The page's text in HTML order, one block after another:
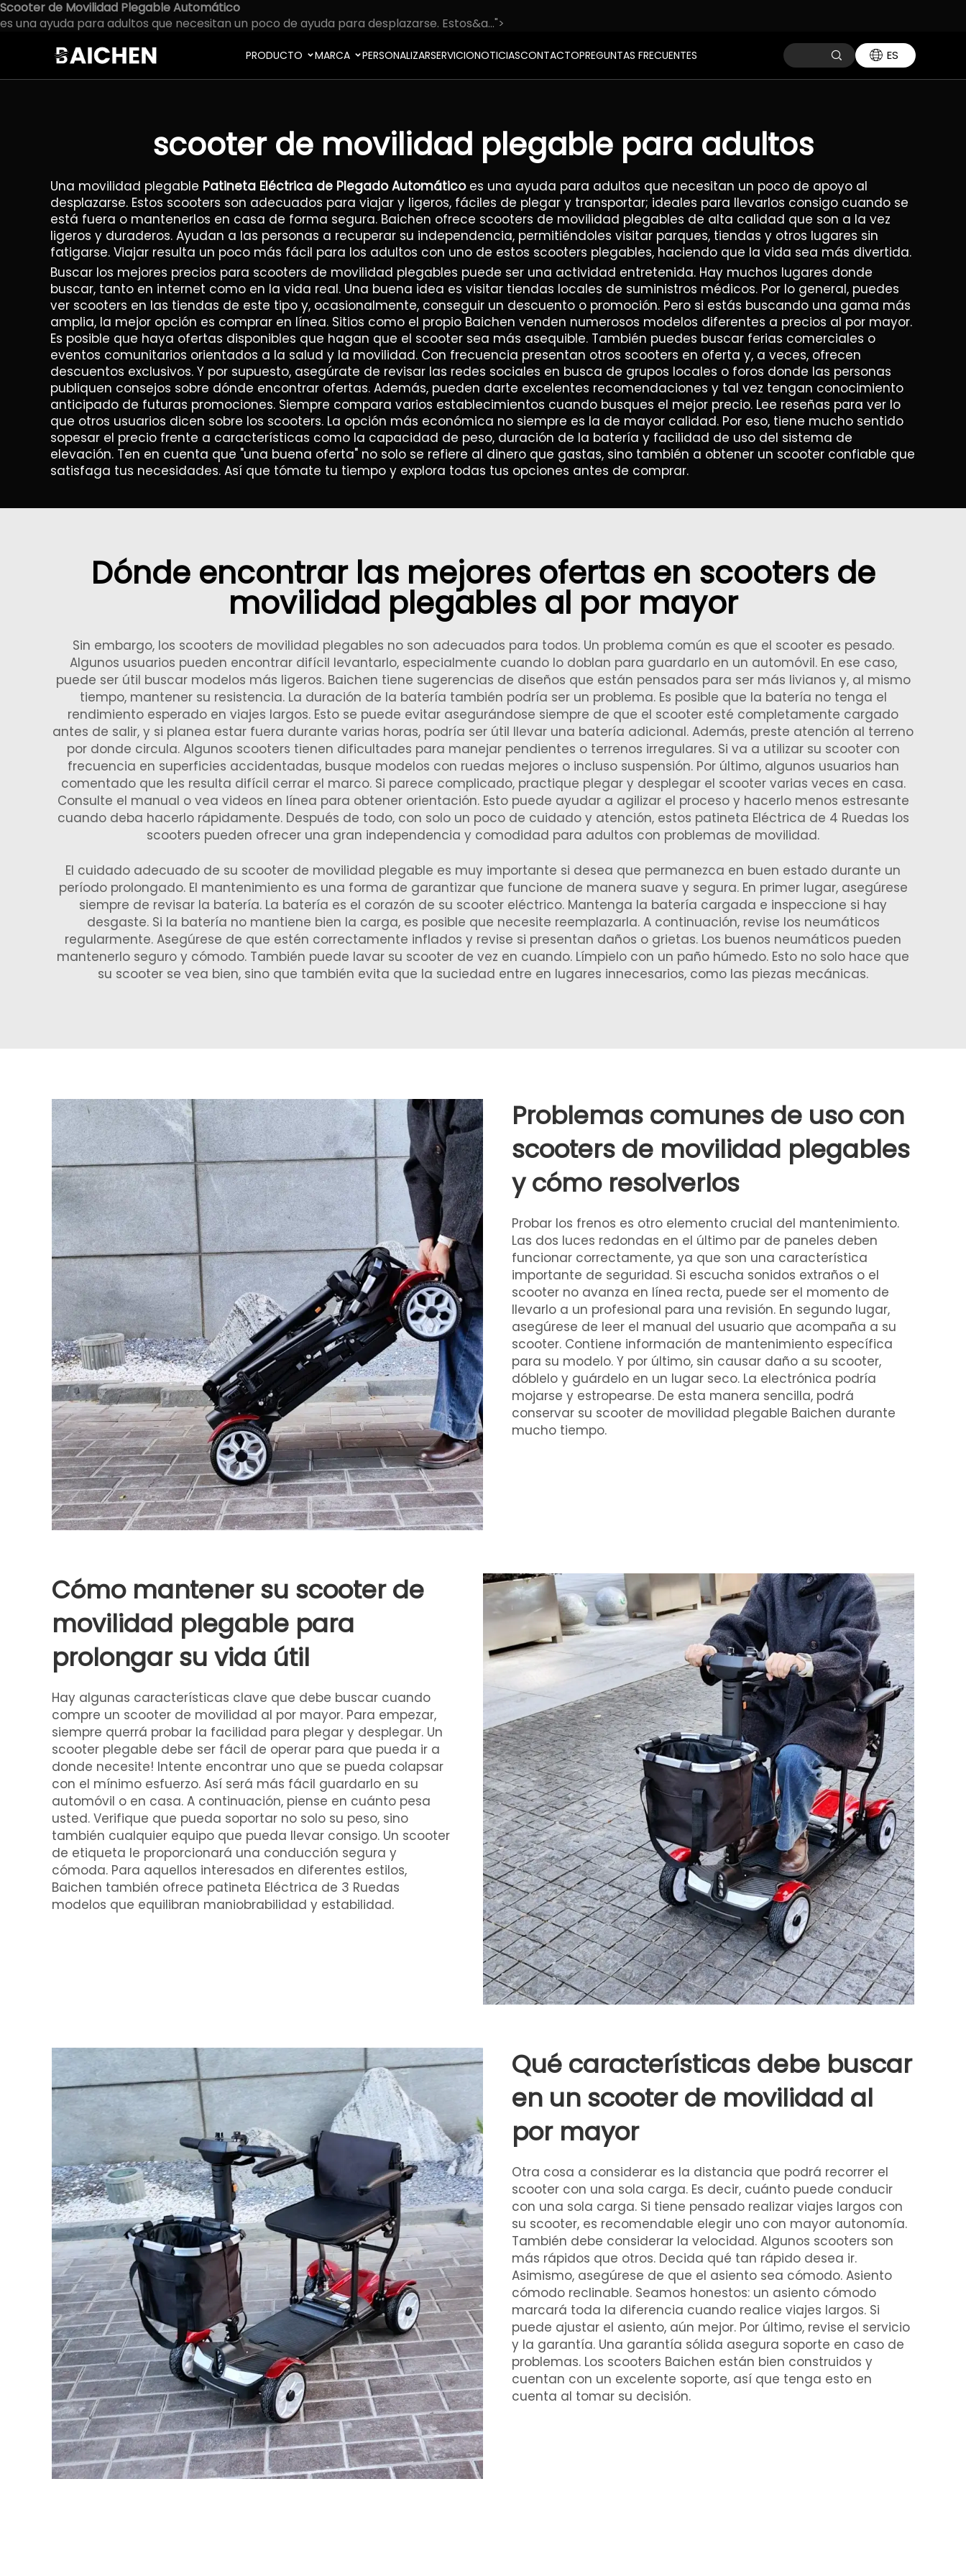
Scooter de Movilidad Plegable Automático
es una ayuda para adultos que necesitan un poco de ayuda para desplazarse. Estos&a...">
PRODUCTO MARCA PERSONALIZARSERVICIONOTICIASCONTACTOPREGUNTAS FRECUENTES ES
scooter de movilidad plegable para adultos
Una movilidad plegable Patineta Eléctrica de Plegado Automático es una ayuda para adultos que necesitan un poco de apoyo al
desplazarse. Estos scooters son adecuados para viajar y ligeros, fáciles de plegar y transportar; ideales para llevarlos consigo cuando se
está fuera o mantenerlos en casa de forma segura. Baichen ofrece scooters de movilidad plegables de alta calidad que son a la vez
ligeros y duraderos. Ayudan a las personas a recuperar su independencia, permitiéndoles visitar parques, tiendas y otros lugares sin
fatigarse. Viajar resulta un poco más fácil para los adultos con uno de estos scooters plegables, haciendo que la vida sea más divertida.
Buscar los mejores precios para scooters de movilidad plegables puede ser una actividad entretenida. Hay muchos lugares donde
buscar, tanto en internet como en la vida real. Una buena idea es visitar tiendas locales de suministros médicos. Por lo general, puedes
ver scooters en las tiendas de este tipo y, ocasionalmente, conseguir un descuento o promoción. Pero si estás buscando una gama más
amplia, la mejor opción es comprar en línea. Sitios como el propio Baichen venden numerosos modelos diferentes a precios al por mayor.
Es posible que haya ofertas disponibles que hagan que el scooter sea más asequible. También puedes buscar ferias comerciales o
eventos comunitarios orientados a la salud y la movilidad. Con frecuencia presentan otros scooters en oferta y, a veces, ofrecen
descuentos exclusivos. Y por supuesto, asegúrate de revisar las redes sociales en busca de grupos locales o foros donde las personas
publiquen consejos sobre dónde encontrar ofertas. Además, pueden darte excelentes recomendaciones y tal vez tengan conocimiento
anticipado de futuras promociones. Siempre compara varios establecimientos cuando busques el mejor precio. Lee reseñas para ver lo
que otros usuarios dicen sobre los scooters. La opción más económica no siempre es la de mayor calidad. Por eso, tiene mucho sentido
sopesar el precio frente a características como la capacidad de peso, duración de la batería y facilidad de uso del sistema de
elevación. Ten en cuenta que "una buena oferta" no solo se refiere al dinero que gastas, sino también a obtener un scooter confiable que
satisfaga tus necesidades. Así que tómate tu tiempo y explora todas tus opciones antes de comprar.
Dónde encontrar las mejores ofertas en scooters de
movilidad plegables al por mayor
Sin embargo, los scooters de movilidad plegables no son adecuados para todos. Un problema común es que el scooter es pesado.
Algunos usuarios pueden encontrar difícil levantarlo, especialmente cuando lo doblan para guardarlo en un automóvil. En ese caso,
puede ser útil buscar modelos más ligeros. Baichen tiene sugerencias de diseños que están pensados para ser más livianos y, al mismo
tiempo, mantener su resistencia. La duración de la batería también podría ser un problema. Es posible que la batería no tenga el
rendimiento esperado en viajes largos. Esto se puede evitar asegurándose siempre de que el scooter esté completamente cargado
antes de salir, y si planea estar fuera durante varias horas, podría ser útil llevar una batería adicional. Además, preste atención al terreno
por donde circula. Algunos scooters tienen dificultades para manejar pendientes o terrenos irregulares. Si va a utilizar su scooter con
frecuencia en superficies accidentadas, busque modelos con ruedas mejores o incluso suspensión. Por último, algunos usuarios han
comentado que les resulta difícil cerrar el marco. Si parece complicado, practique plegar y desplegar el scooter varias veces en casa.
Consulte el manual o vea videos en línea para obtener orientación. Esto puede ayudar a agilizar el proceso y hacerlo menos estresante
cuando deba hacerlo rápidamente. Después de todo, con solo un poco de cuidado y atención, estos patineta Eléctrica de 4 Ruedas los
scooters pueden ofrecer una gran independencia y comodidad para adultos con problemas de movilidad.
El cuidado adecuado de su scooter de movilidad plegable es muy importante si desea que permanezca en buen estado durante un
período prolongado. El mantenimiento es una forma de garantizar que funcione de manera suave y segura. En primer lugar, asegúrese
siempre de revisar la batería. La batería es el corazón de su scooter eléctrico. Mantenga la batería cargada e inspeccione si hay
desgaste. Si la batería no mantiene bien la carga, es posible que necesite reemplazarla. A continuación, revise los neumáticos
regularmente. Asegúrese de que estén correctamente inflados y revise si presentan daños o grietas. Los buenos neumáticos pueden
mantenerlo seguro y cómodo. También puede lavar su scooter de vez en cuando. Límpielo con un paño húmedo. Esto no solo hace que
su scooter se vea bien, sino que también evita que la suciedad entre en lugares innecesarios, como las piezas mecánicas.
Problemas comunes de uso con
scooters de movilidad plegables
y cómo resolverlos
Probar los frenos es otro elemento crucial del mantenimiento.
Las dos luces redondas en el último par de paneles deben
funcionar correctamente, ya que son una característica
importante de seguridad. Si escucha sonidos extraños o el
scooter no avanza en línea recta, puede ser el momento de
llevarlo a un profesional para una revisión. En segundo lugar,
asegúrese de leer el manual del usuario que acompaña a su
scooter. Contiene información de mantenimiento específica
para su modelo. Y por último, sin causar daño a su scooter,
dóblelo y guárdelo en un lugar seco. La electrónica podría
mojarse y estropearse. De esta manera sencilla, podrá
conservar su scooter de movilidad plegable Baichen durante
mucho tiempo.
Cómo mantener su scooter de
movilidad plegable para
prolongar su vida útil
Hay algunas características clave que debe buscar cuando
compre un scooter de movilidad al por mayor. Para empezar,
siempre querrá probar la facilidad para plegar y desplegar. Un
scooter plegable debe ser fácil de operar para que pueda ir a
donde necesite! Intente encontrar uno que se pueda colapsar
con el mínimo esfuerzo. Así será más fácil guardarlo en su
automóvil o en casa. A continuación, piense en cuánto pesa
usted. Verifique que pueda soportar no solo su peso, sino
también cualquier equipo que pueda llevar consigo. Un scooter
de etiqueta le proporcionará una conducción segura y
cómoda. Para aquellos interesados en diferentes estilos,
Baichen también ofrece patineta Eléctrica de 3 Ruedas
modelos que equilibran maniobrabilidad y estabilidad.
Qué características debe buscar
en un scooter de movilidad al
por mayor
Otra cosa a considerar es la distancia que podrá recorrer el
scooter con una sola carga. Es decir, cuánto puede conducir
con una sola carga. Si tiene pensado realizar viajes largos con
su scooter, es recomendable elegir uno con mayor autonomía.
También debe considerar la velocidad. Algunos scooters son
más rápidos que otros. Decida qué tan rápido desea ir.
Asimismo, asegúrese de que el asiento sea cómodo. Asiento
cómodo reclinable. Seamos honestos: un asiento cómodo
marcará toda la diferencia cuando realice viajes largos. Si
puede ajustar el asiento, aún mejor. Por último, revise el servicio
y la garantía. Una garantía sólida asegura soporte en caso de
problemas. Los scooters Baichen están bien construidos y
cuentan con un excelente soporte, así que tenga esto en
cuenta al tomar su decisión.